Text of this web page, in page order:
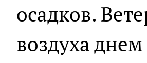
осадков.
воздуха